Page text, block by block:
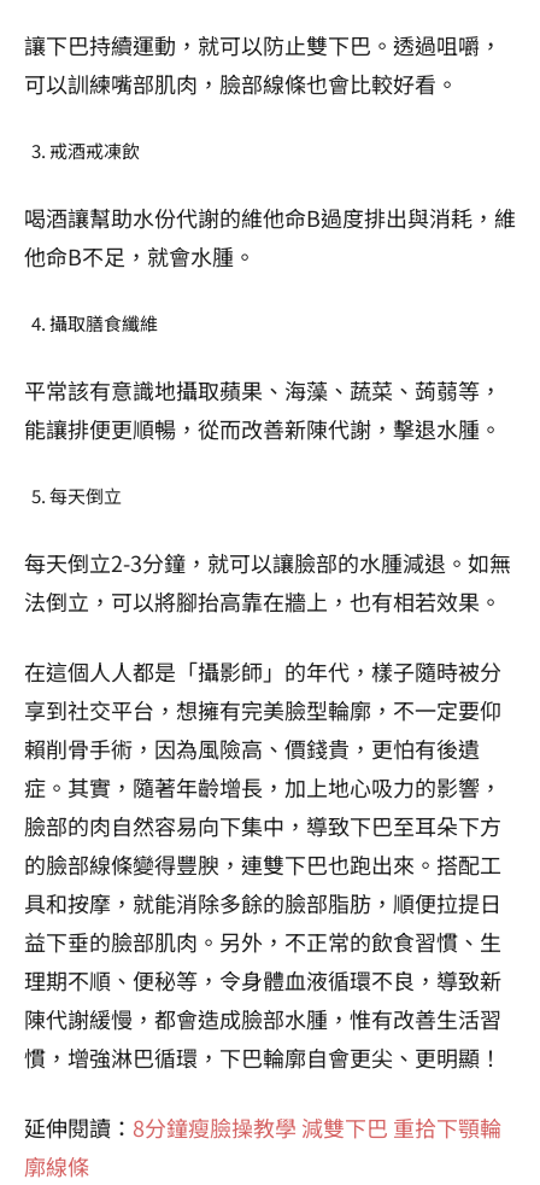
讓下巴持續運動，就可以防止雙下巴。透過咀嚼，
可以訓練嘴部肌肉，臉部線條也會比較好看。
戒酒戒凍飲
喝酒讓幫助水份代謝的維他命B過度排出與消耗，維
他命B不足，就會水腫。
攝取膳食纖維
平常該有意識地攝取蘋果、海藻、蔬菜、蒟蒻等，
能讓排便更順暢，從而改善新陳代謝，擊退水腫。
每天倒立
每天倒立2-3分鐘，就可以讓臉部的水腫減退。如無
法倒立，可以將腳抬高靠在牆上，也有相若效果。
在這個人人都是「攝影師」的年代，樣子隨時被分
享到社交平台，想擁有完美臉型輪廓，不一定要仰
賴削骨手術，因為風險高、價錢貴，更怕有後遺
症。其實，隨著年齡增長，加上地心吸力的影響，
臉部的肉自然容易向下集中，導致下巴至耳朵下方
的臉部線條變得豐腴，連雙下巴也跑出來。搭配工
具和按摩，就能消除多餘的臉部脂肪，順便拉提日
益下垂的臉部肌肉。另外，不正常的飲食習慣、生
理期不順、便秘等，令身體血液循環不良，導致新
陳代謝緩慢，都會造成臉部水腫，惟有改善生活習
慣，增強淋巴循環，下巴輪廓自會更尖、更明顯！
延伸閱讀： 8分鐘瘦臉操教學 減雙下巴 重拾下顎輪
廓線條